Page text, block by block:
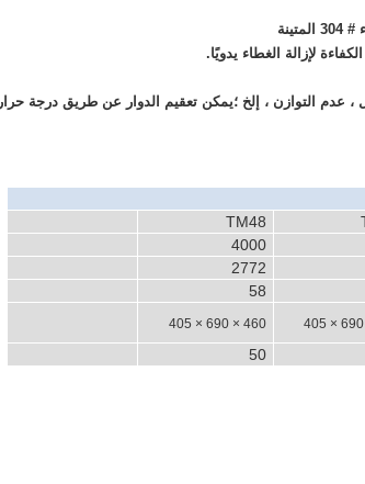
TM48
4000
2772
58
460 × 690 × 405
50